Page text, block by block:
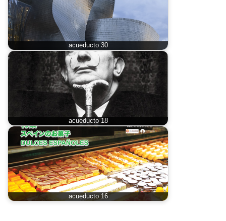
acueducto 30
acueducto 18
acueducto 16